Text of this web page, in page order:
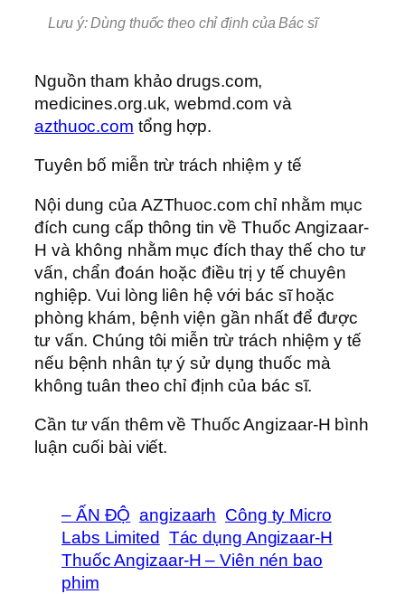
Lưu ý: Dùng thuốc theo chỉ định của Bác sĩ
Nguồn tham khảo drugs.com,
medicines.org.uk, webmd.com và
azthuoc.com tổng hợp.
Tuyên bố miễn trừ trách nhiệm y tế
Nội dung của AZThuoc.com chỉ nhằm mục
đích cung cấp thông tin về Thuốc Angizaar-
H và không nhằm mục đích thay thế cho tư
vấn, chẩn đoán hoặc điều trị y tế chuyên
nghiệp. Vui lòng liên hệ với bác sĩ hoặc
phòng khám, bệnh viện gần nhất để được
tư vấn. Chúng tôi miễn trừ trách nhiệm y tế
nếu bệnh nhân tự ý sử dụng thuốc mà
không tuân theo chỉ định của bác sĩ.
Cần tư vấn thêm về Thuốc Angizaar-H bình
luận cuối bài viết.
– ẤN ĐỘ angizaarh Công ty Micro
Labs Limited
Tác dụng Angizaar-H
Thuốc Angizaar-H – Viên nén bao
phim